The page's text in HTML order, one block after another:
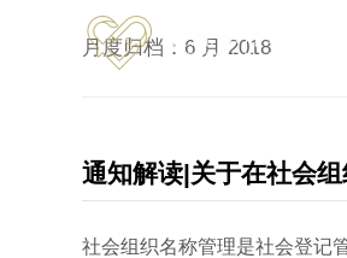
月度归档： 6 月 2018
通知解读|关于在社会
社会组织名称管理是社会登记